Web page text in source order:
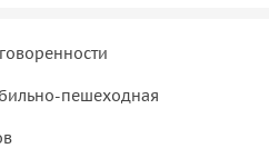
пешеходная